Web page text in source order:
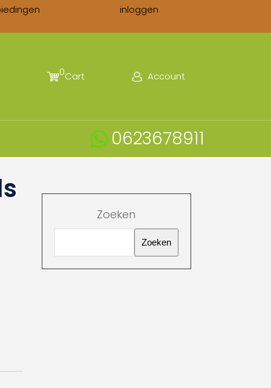
inloggen
Cart
0 Account
0623678911
Zoeken
Zoeken